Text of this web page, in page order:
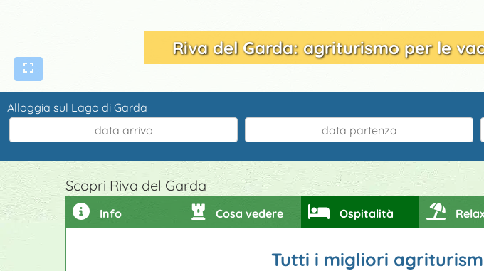
Riva del Garda: agriturismo per le
Alloggia sul Lago di Garda
Scopri Riva del Garda
Info Cosa vedere Ospitalità
Tutti i migliori